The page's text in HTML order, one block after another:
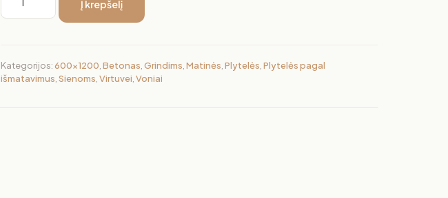
Į krepšelį
Kategorijos:600x1200 Betonas Grindims Matinės Plytelės Plytelės pagal
išmatavimus Sienoms Virtuvei Voniai